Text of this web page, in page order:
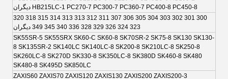
HB215LC-1 PC270-7 PC300-7 PC360-7 PC400-8 PC450-8 دیگران
300 301 302 303 304 305 306 307 311 312 313 313 314 315 318 320
323 324 326 329 328 336 340 345 349 دیگران
SK55SR-5 SK55SRX SK60-C SK60-8 SK70SR-2 SK75-8 SK130 SK130-
8 SK135SR-2 SK140LC SK140LC-8 SK200-8 SK210LC-8 SK250-8
SK260LC-8 SK270D SK330-8 SK350LC-8 SK380D SK460-8 SK480
SK480-8 SK495D SK850LC
ZAXIS60 ZAXIS70 ZAXIS120 ZAXIS130 ZAXIS200 ZAXIS200-3